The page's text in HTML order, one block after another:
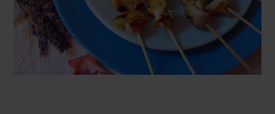
Biscuiți, Bomboane și
Fursecuri
Brioșe și Checuri
Budinci, Jeleuri și Sufleuri